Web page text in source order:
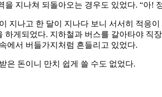
지나쳐 되돌아오는 경우도 있었다. “아!
지나고 한 달이 지나다 보니 서서히 적응
게되었다. 지하철과 버스를 갈아타야 직
에서 버들가지처럼 흔들리고 있었다.
은 돈이니 만치 쉽게 쓸 수도 없었다.